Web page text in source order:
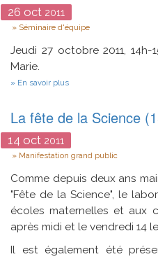
26 oct 2011
Type
Séminaire d'équipe
Jeudi 27 octobre 2011, 14h-
Marie.
En savoir plus
pour
la
de
robot
vision
omnidirectionnelle
application
du
de
La fête de la Science
14 oct 2011
Type
Manifestation grand public
Comme depuis deux ans
"Fête de la Science", le
écoles maternelles et aux
après midi et le vendredi 14
Il est également été